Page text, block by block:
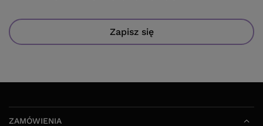
Zapisz się
ZAMÓWIENIA